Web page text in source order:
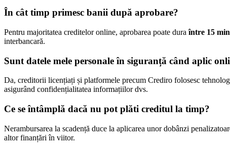
În cât timp primesc banii după aprobare?
Pentru majoritatea creditelor online, aprobarea poate duraîntre 15
interbancară.
Sunt datele mele personale în siguranță când aplic
Da, creditorii licențiați și platformele precum Crediro folosesc
asigurând confidențialitatea informațiilor dvs.
Ce se întâmplă dacă nu pot plăti creditul la timp?
Nerambursarea la scadență duce la aplicarea unor dobânzi
altor finanțări în viitor.